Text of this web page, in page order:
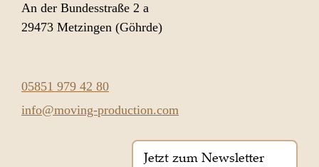
An der Bundesstraße 2 a
29473 Metzingen (Göhrde)
05851 979 42 80
info@moving-production.com
Jetzt zum Newsletter